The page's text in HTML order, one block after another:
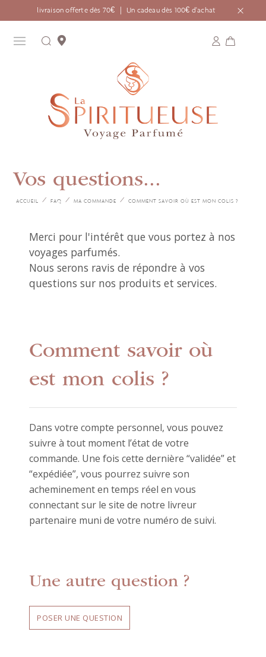
livraison offerte dès 70€ ｜ Un cadeau dès 100€ d'achat
Vos questions...
ACCUEIL FAQ MA COMMANDE COMMENT SAVOIR OÙ EST MON COLIS ?
Merci pour l'intérêt que vous portez à nos
voyages parfumés.
Nous serons ravis de répondre à vos
questions sur nos produits et services.
Comment savoir où
est mon colis ?
Dans votre compte personnel, vous pouvez
suivre à tout moment l’état de votre
commande. Une fois cette dernière “validée” et
“expédiée”, vous pourrez suivre son
acheminement en temps réel en vous
connectant sur le site de notre livreur
partenaire muni de votre numéro de suivi.
Une autre question ?
POSER UNE QUESTION